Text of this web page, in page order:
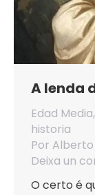
A lenda
Edad Media,
historia
Por Alberto
Deixa un
O certo é